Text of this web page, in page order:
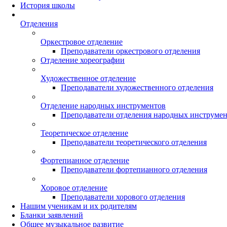
История школы
Отделения
Оркестровое отделение
Преподаватели оркестрового отделения
Отделение хореографии
Художественное отделение
Преподаватели художественного отделения
Отделение народных инструментов
Преподаватели отделения народных
Теоретическое отделение
Преподаватели теоретического отделения
Фортепианное отделение
Преподаватели фортепианного отделения
Хоровое отделение
Преподаватели хорового отделения
Нашим ученикам и их родителям
Бланки заявлений
Общее музыкальное развитие